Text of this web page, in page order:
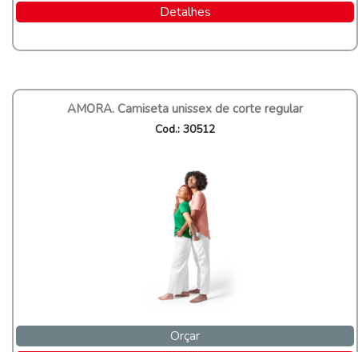
Detalhes
AMORA. Camiseta unissex de corte regular
Cod.: 30512
Orçar